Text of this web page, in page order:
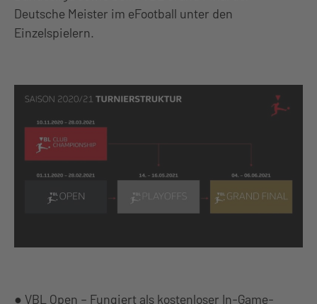
Deutsche Meister im eFootball unter den
Einzelspielern.
● VBL Open – Fungiert als kostenloser In-Game-